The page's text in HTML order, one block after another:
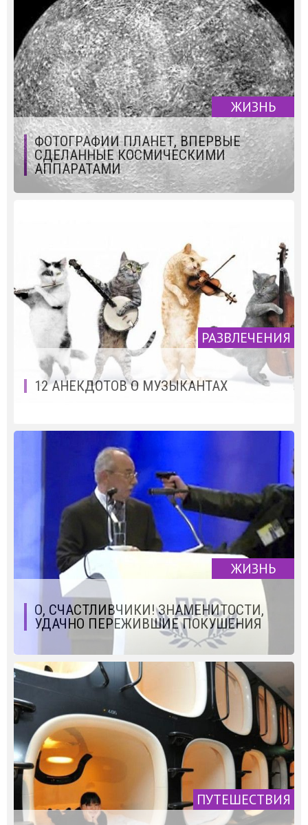
ЖИЗНЬ
ФОТОГРАФИИ ПЛАНЕТ, ВПЕРВЫЕ
СДЕЛАННЫЕ КОСМИЧЕСКИМИ
АППАРАТАМИ
РАЗВЛЕЧЕНИЯ
12 АНЕКДОТОВ О МУЗЫКАНТАХ
ЖИЗНЬ
О, СЧАСТЛИВЧИКИ! ЗНАМЕНИТОСТИ,
УДАЧНО ПЕРЕЖИВШИЕ ПОКУШЕНИЯ
ПУТЕШЕСТВИЯ